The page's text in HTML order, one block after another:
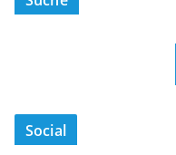
Social